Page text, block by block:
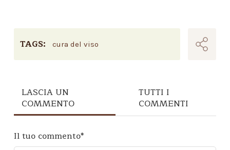
TAGS: cura del viso
LASCIA UN
COMMENTO
TUTTI I
COMMENTI
Il tuo commento*